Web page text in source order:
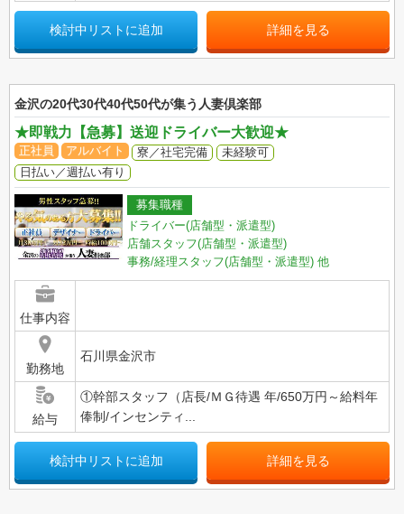
検討中リストに追加 詳細を見る
金沢の20代30代40代50代が集う人妻倶楽部
★即戦力【急募】送迎ドライバー大歓迎★
正社員 アルバイト 寮／社宅完備
未経験可
日払い／週払い有り
募集職種
ドライバー(店舗型・派遣型)
店舗スタッフ(店舗型・派遣型)
事務/経理スタッフ(店舗型・派遣型) 他
仕事内容
勤務地
石川県金沢市
給与
①幹部スタッフ（店長/ＭＧ待遇 年/650万円～給料年
俸制/インセンティ...
検討中リストに追加 詳細を見る